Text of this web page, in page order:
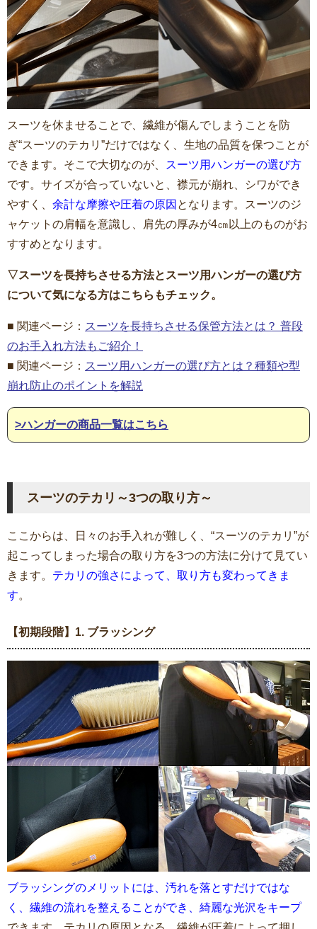
スーツを休ませることで、繊維が傷んでしまうことを防
ぎ“スーツのテカリ”だけではなく、生地の品質を保つことが
できます。そこで大切なのが、 スーツ用ハンガーの選び方
です。サイズが合っていないと、襟元が崩れ、シワができ
やすく、 余計な摩擦や圧着の原因 となります。スーツのジ
ャケットの肩幅を意識し、肩先の厚みが4㎝以上のものがお
すすめとなります。
▽スーツを長持ちさせる方法とスーツ用ハンガーの選び方
について気になる方はこちらもチェック。
■ 関連ページ： スーツを長持ちさせる保管方法とは？ 普段
のお手入れ方法もご紹介！
■ 関連ページ： スーツ用ハンガーの選び方とは？種類や型
崩れ防止のポイントを解説
>ハンガーの商品一覧はこちら
スーツのテカリ～3つの取り方～
ここからは、日々のお手入れが難しく、“スーツのテカリ”が
起こってしまった場合の取り方を3つの方法に分けて見てい
きます。 テカリの強さによって、取り方も変わってきま
す。
【初期段階】1. ブラッシング
ブラッシングのメリットには、汚れを落とすだけではな
く、繊維の流れを整えることができ、綺麗な光沢をキープ